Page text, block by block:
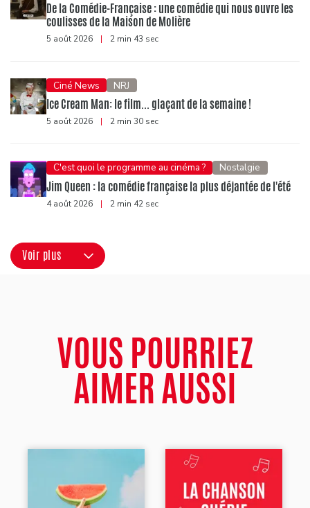
De la Comédie-Française : une comédie qui nous ouvre les
coulisses de la Maison de Molière
5 août 2026 | 2 min 43 sec
Ciné News NRJ
Ice Cream Man: le film... glaçant de la semaine !
5 août 2026 | 2 min 30 sec
C'est quoi le programme au cinéma ? Nostalgie
Jim Queen : la comédie française la plus déjantée de l'été
4 août 2026 | 2 min 42 sec
Voir plus
VOUS POURRIEZ
AIMER AUSSI